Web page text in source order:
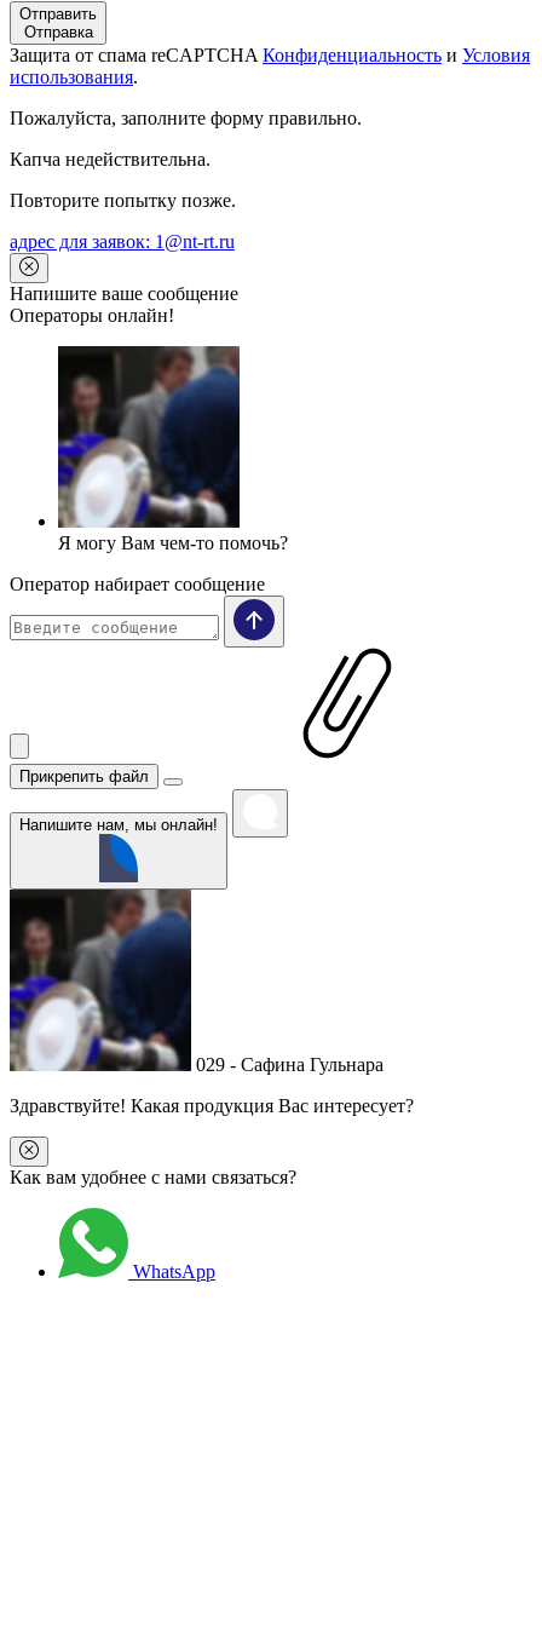
Отправить
Отправка
Защита от спама reCAPTCHA Конфиденциальность и Условия
использования.
Пожалуйста, заполните форму правильно.
Капча недействительна.
Повторите попытку позже.
адрес для заявок: 1@nt-rt.ru
Напишите ваше сообщение
Операторы онлайн!
Я могу Вам чем-то помочь?
Оператор набирает сообщение
Прикрепить файл
Напишите нам, мы онлайн!
029 - Сафина Гульнара
Здравствуйте! Какая продукция Вас интересует?
Как вам удобнее с нами связаться?
WhatsApp